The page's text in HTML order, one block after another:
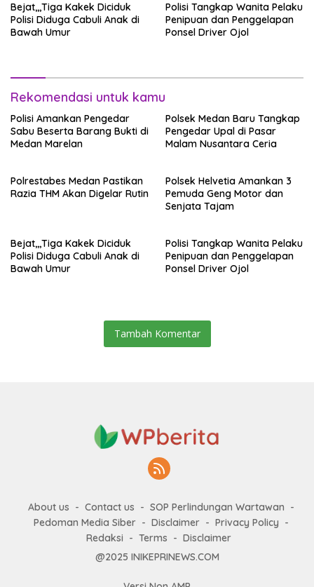
Bejat,,,Tiga Kakek Diciduk
Polisi Diduga Cabuli Anak di
Bawah Umur
Polisi Tangkap Wanita Pelaku
Penipuan dan Penggelapan
Ponsel Driver Ojol
Rekomendasi untuk kamu
Polisi Amankan Pengedar
Sabu Beserta Barang Bukti di
Medan Marelan
Polsek Medan Baru Tangkap
Pengedar Upal di Pasar
Malam Nusantara Ceria
Polrestabes Medan Pastikan
Razia THM Akan Digelar Rutin
Polsek Helvetia Amankan 3
Pemuda Geng Motor dan
Senjata Tajam
Bejat,,,Tiga Kakek Diciduk
Polisi Diduga Cabuli Anak di
Bawah Umur
Polisi Tangkap Wanita Pelaku
Penipuan dan Penggelapan
Ponsel Driver Ojol
Tambah Komentar
About us Contact us
SOP Perlindungan Wartawan
Pedoman Media Siber
Disclaimer
Privacy Policy
Redaksi
Terms
Disclaimer
@2025 INIKEPRINEWS.COM